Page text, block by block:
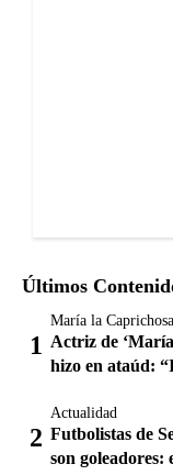
Últimos
María la Caprichosa
Actriz de
hizo en ataúd:
Actualidad
Futbolistas de
son goleadores: